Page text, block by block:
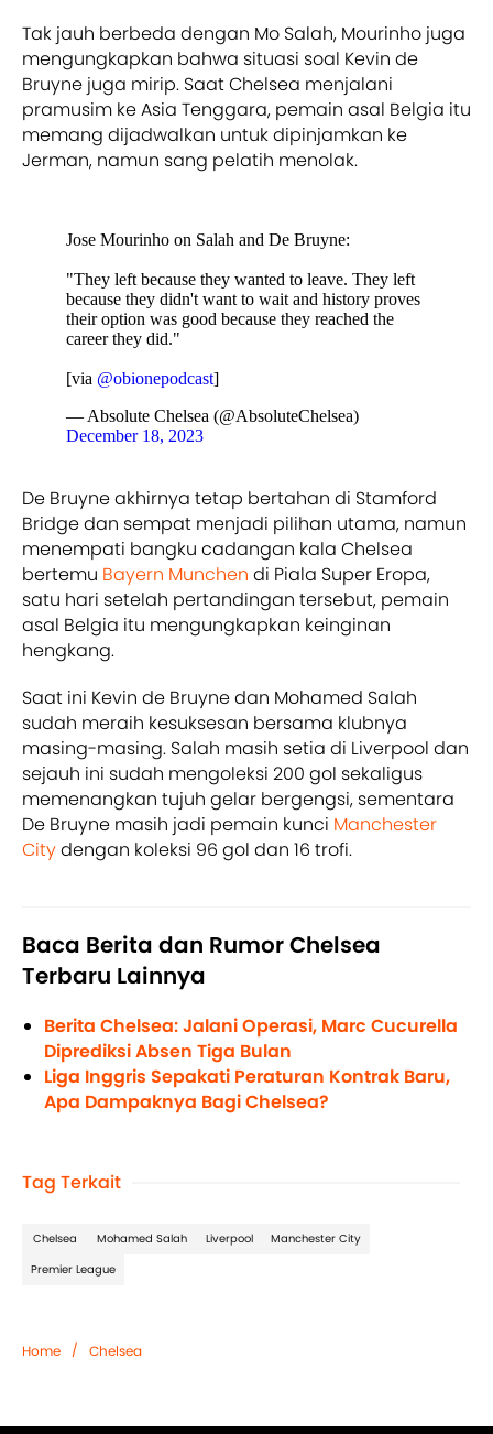
Tak jauh berbeda dengan Mo Salah, Mourinho juga
mengungkapkan bahwa situasi soal Kevin de
Bruyne juga mirip. Saat Chelsea menjalani
pramusim ke Asia Tenggara, pemain asal Belgia itu
memang dijadwalkan untuk dipinjamkan ke
Jerman, namun sang pelatih menolak.
Jose Mourinho on Salah and De Bruyne:
"They left because they wanted to leave. They left
because they didn't want to wait and history proves
their option was good because they reached the
career they did."
[via @obionepodcast]
— Absolute Chelsea (@AbsoluteChelsea)
December 18, 2023
De Bruyne akhirnya tetap bertahan di Stamford
Bridge dan sempat menjadi pilihan utama, namun
menempati bangku cadangan kala Chelsea
bertemu Bayern Munchen di Piala Super Eropa,
satu hari setelah pertandingan tersebut, pemain
asal Belgia itu mengungkapkan keinginan
hengkang.
Saat ini Kevin de Bruyne dan Mohamed Salah
sudah meraih kesuksesan bersama klubnya
masing-masing. Salah masih setia di Liverpool dan
sejauh ini sudah mengoleksi 200 gol sekaligus
memenangkan tujuh gelar bergengsi, sementara
De Bruyne masih jadi pemain kunci Manchester
Citydengan koleksi 96 gol dan 16 trofi.
Baca Berita dan Rumor Chelsea
Terbaru Lainnya
Berita Chelsea: Jalani Operasi, Marc Cucurella
Diprediksi Absen Tiga Bulan
Liga Inggris Sepakati Peraturan Kontrak Baru,
Apa Dampaknya Bagi Chelsea?
Tag Terkait
Chelsea Mohamed Salah Liverpool
Manchester City
Premier League
Home / Chelsea